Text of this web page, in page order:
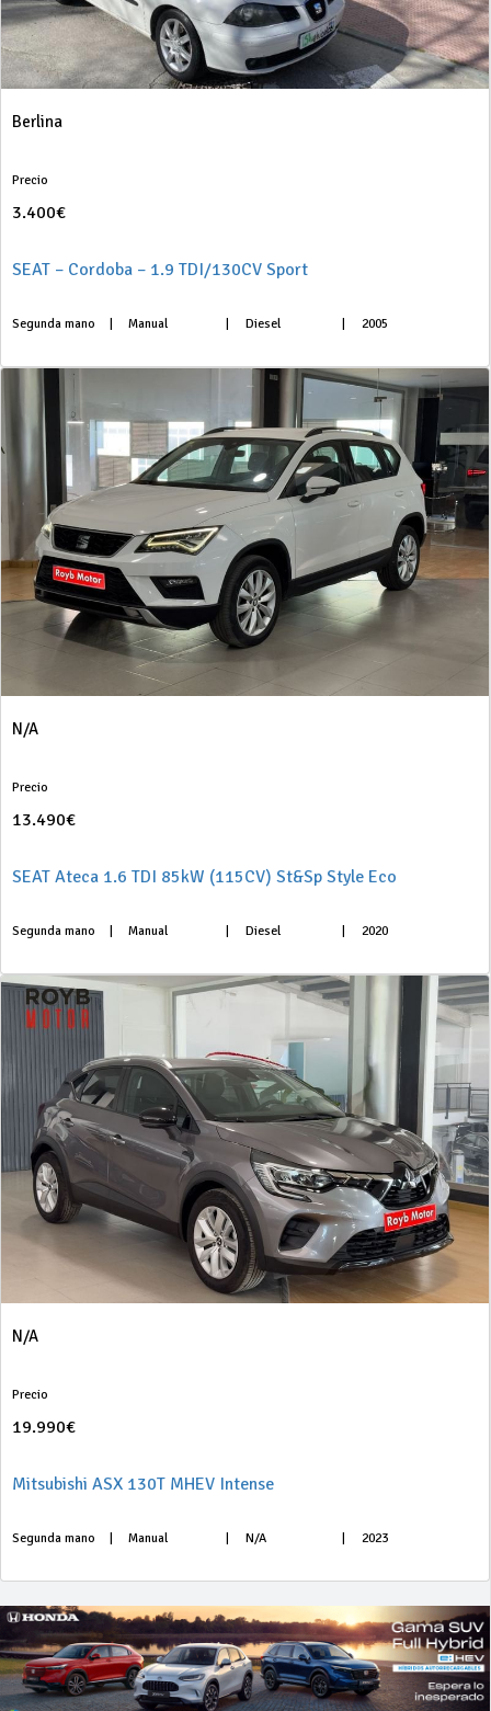
Berlina
Precio
3.400€
SEAT – Cordoba – 1.9 TDI/130CV Sport
Segunda mano Manual Diesel 2005
N/A
Precio
13.490€
SEAT Ateca 1.6 TDI 85kW (115CV) St&Sp Style Eco
Segunda mano Manual Diesel 2020
N/A
Precio
19.990€
Mitsubishi ASX 130T MHEV Intense
Segunda mano Manual N/A 2023